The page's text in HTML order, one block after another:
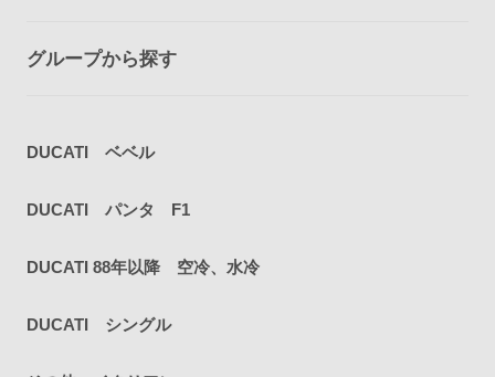
グループから探す
DUCATI ベベル
DUCATI パンタ F1
DUCATI 88年以降 空冷、水冷
DUCATI シングル